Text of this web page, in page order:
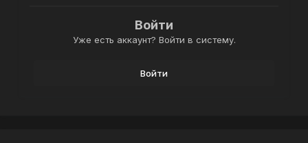
Войти
Уже есть аккаунт? Войти в систему.
Войти